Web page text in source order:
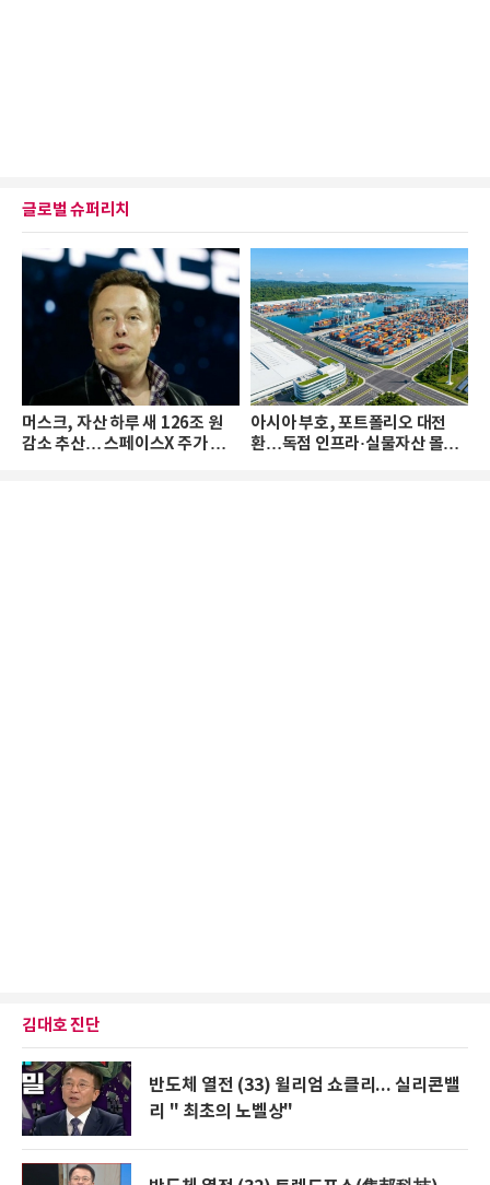
글로벌 슈퍼리치
머스크, 자산 하루 새 126조 원
감소 추산… 스페이스X 주가 하
아시아 부호, 포트폴리오 대전
환…독점 인프라·실물자산 몰린
김대호 진단
반도체 열전 (33) 윌리엄 쇼클리... 실리콘밸
리 " 최초의 노벨상"